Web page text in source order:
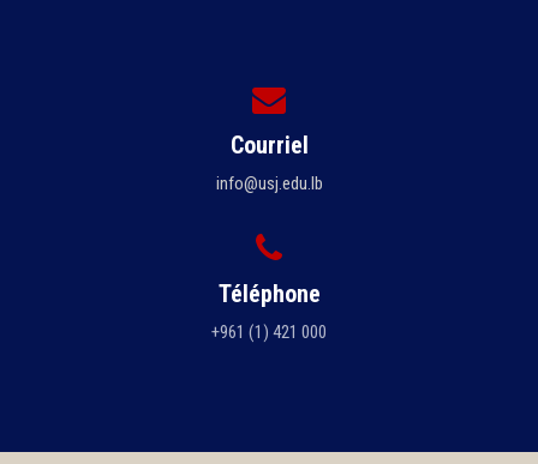
Courriel
info@usj.edu.lb
Téléphone
+961 (1) 421 000